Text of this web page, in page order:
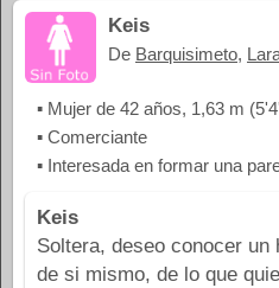
Keis
De Barquisimeto,
▪ Mujer de 42 años, 1,63 m
▪ Comerciante
▪ Interesada en formar una
Keis
Soltera, deseo conocer
de si mismo, de lo que